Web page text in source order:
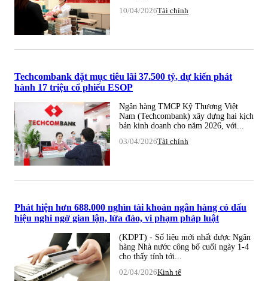
10/04/2026Tài chính
Techcombank đặt mục tiêu lãi 37.500 tỷ, dự kiến phát
hành 17 triệu cổ phiếu ESOP
Ngân hàng TMCP Kỹ Thương Việt
Nam (Techcombank) xây dựng hai kịch
bản kinh doanh cho năm 2026, với...
03/04/2026Tài chính
Phát hiện hơn 688.000 nghìn tài khoản ngân hàng có dấu
hiệu nghi ngờ gian lận, lừa đảo, vi phạm pháp luật
(KDPT) - Số liệu mới nhất được Ngân
hàng Nhà nước công bố cuối ngày 1-4
cho thấy tính tới...
02/04/2026Kinh tế